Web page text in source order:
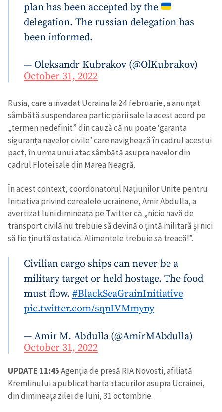
plan has been accepted by the
delegation. The russian delegation has
been informed.
— Oleksandr Kubrakov (@OlKubrakov)
October 31, 2022
Rusia, care a invadat Ucraina la 24 februarie, a anunțat
sâmbătă suspendarea participării sale la acest acord pe
„termen nedefinit” din cauză că nu poate ‘garanta
siguranța navelor civile’ care navighează în cadrul acestui
pact, în urma unui atac sâmbătă asupra navelor din
cadrul Flotei sale din Marea Neagră.
În acest context, coordonatorul Naţiunilor Unite pentru
Inițiativa privind cerealele ucrainene, Amir Abdulla, a
avertizat luni dimineață pe Twitter că „nicio navă de
transport civilă nu trebuie să devină o țintă militară şi nici
să fie ținută ostatică. Alimentele trebuie să treacă!”.
Civilian cargo ships can never be a
military target or held hostage. The food
must flow. #BlackSeaGrainInitiative
pic.twitter.com/sqnIVMmyny
— Amir M. Abdulla (@AmirMAbdulla)
October 31, 2022
UPDATE 11:45Agenția de presă RIA Novosti, afiliată
Kremlinului a publicat harta atacurilor asupra Ucrainei,
din dimineața zilei de luni, 31 octombrie.